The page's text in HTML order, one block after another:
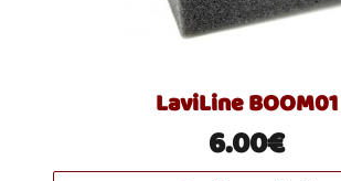
LaviLine BOOM01
6.00€